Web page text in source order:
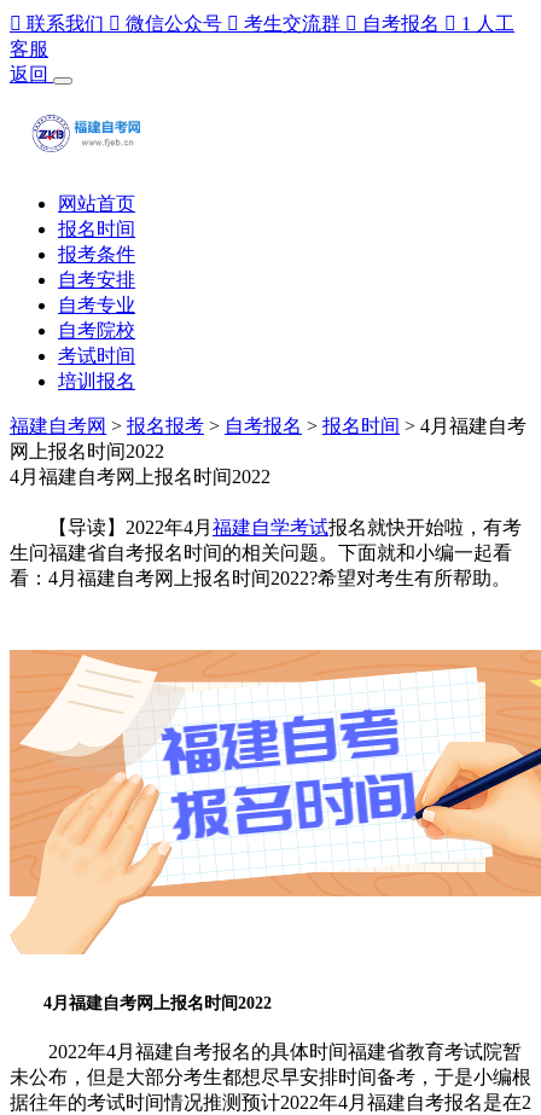
 联系我们  微信公众号  考生交流群  自考报名  1 人工
客服
返回
网站首页
报名时间
报考条件
自考安排
自考专业
自考院校
考试时间
培训报名
福建自考网 > 报名报考 > 自考报名 > 报名时间 > 4月福建自考
网上报名时间2022
4月福建自考网上报名时间2022
【导读】2022年4月 福建自学考试报名就快开始啦，有考
生问福建省自考报名时间的相关问题。下面就和小编一起看
看：4月福建自考网上报名时间2022?希望对考生有所帮助。
4月福建自考网上报名时间2022
2022年4月福建自考报名的具体时间福建省教育考试院暂
未公布，但是大部分考生都想尽早安排时间备考，于是小编根
据往年的考试时间情况推测预计2022年4月福建自考报名是在2